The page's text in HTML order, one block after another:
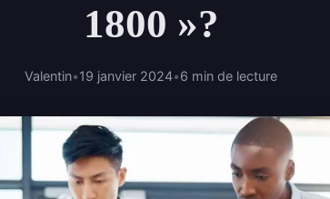
1800 »?
Valentin•19 janvier 2024•6 min de lecture